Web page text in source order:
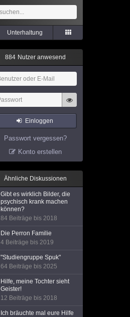
Unterhaltung
884 Nutzer anwesend
Einloggen
Passwort vergessen?
Konto erstellen
Ähnliche Diskussionen
Gibt es wirklich Bilder, die
psychisch krank machen
können?
84 Beiträge bis 2018
Die Perron Familie
4 Beiträge bis 2019
"Studiengruppe Spuk"
64 Beiträge bis 2025
Hilfe, meine Tochter sieht
Geister!
12 Beiträge bis 2018
Ich bräuchte mal eure Hilfe